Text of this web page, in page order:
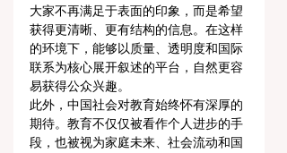
大家不再满足于表面的印象，而是希望
获得更清晰、更有结构的信息。在这样
的环境下，能够以质量、透明度和国际
联系为核心展开叙述的平台，自然更容
易获得公众兴趣。
此外，中国社会对教育始终怀有深厚的
期待。教育不仅仅被看作个人进步的手
段，也被视为家庭未来、社会流动和国